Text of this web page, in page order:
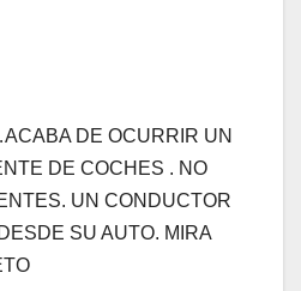
DE OCURRIR UN
DE COCHES . NO
UN CONDUCTOR
SU AUTO. MIRA